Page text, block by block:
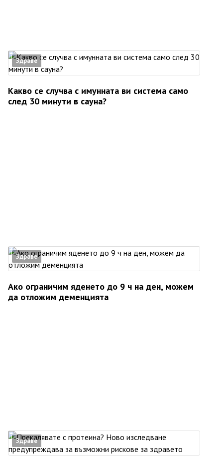
Здраве
Какво се случва с имунната ви система само
след 30 минути в сауна?
Здраве
Ако ограничим яденето до 9 ч на ден, можем
да отложим деменцията
Здраве